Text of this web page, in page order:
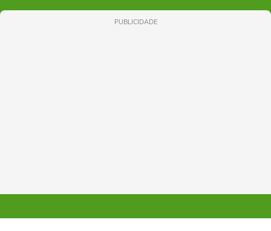
PUBLICIDADE